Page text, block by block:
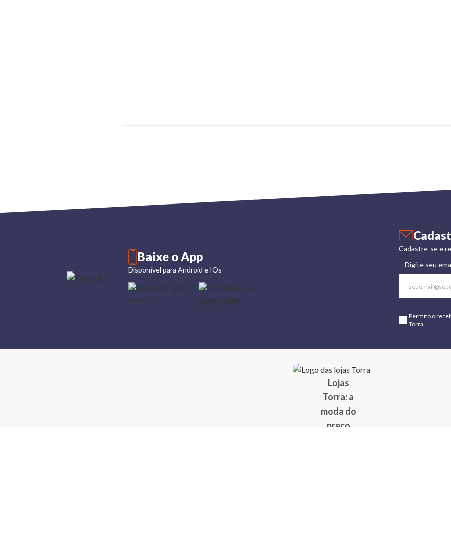
Cadastre-se e
Digite seu
Permito o
Torra
Baixe o App
Disponível para Android e IOs
Lojas
Torra: a
moda do
preço